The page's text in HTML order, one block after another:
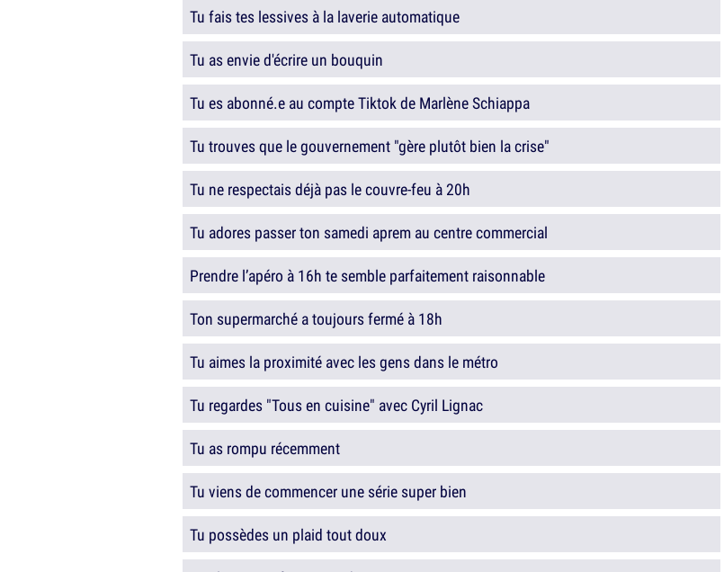
Tu fais tes lessives à la laverie automatique
Tu as envie d'écrire un bouquin
Tu es abonné.e au compte Tiktok de Marlène Schiappa
Tu trouves que le gouvernement "gère plutôt bien la crise"
Tu ne respectais déjà pas le couvre-feu à 20h
Tu adores passer ton samedi aprem au centre commercial
Prendre l’apéro à 16h te semble parfaitement raisonnable
Ton supermarché a toujours fermé à 18h
Tu aimes la proximité avec les gens dans le métro
Tu regardes "Tous en cuisine" avec Cyril Lignac
Tu as rompu récemment
Tu viens de commencer une série super bien
Tu possèdes un plaid tout doux